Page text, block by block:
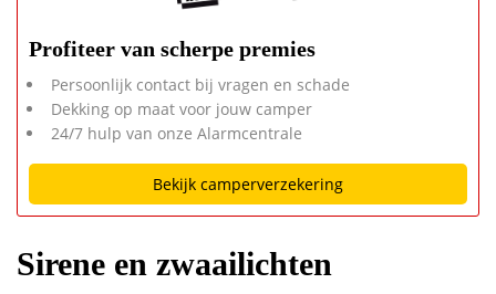
Profiteer van scherpe premies
Persoonlijk contact bij vragen en schade
Dekking op maat voor jouw camper
24/7 hulp van onze Alarmcentrale
Bekijk camperverzekering
Sirene en zwaailichten